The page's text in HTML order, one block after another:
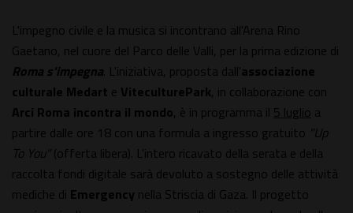
L'impegno civile e la musica si incontrano all'Arena Rino
Gaetano, nel cuore del Parco delle Valli, per la prima edizione di
Roma s'impegna. L'iniziativa, proposta dall'associazione
culturale Medart e ViteculturePark, in collaborazione con
Arci Roma incontra il mondo, è in programma il 5 luglio a
partire dalle ore 18 con una formula a ingresso gratuito "Up
To You" (offerta libera). L'intero ricavato della serata e della
raccolta fondi digitale sarà devoluto a sostegno delle attività
mediche di Emergency nella Striscia di Gaza. Il progetto